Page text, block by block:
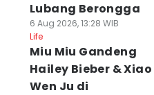
Lubang Berongga
6 Aug 2026, 13:28 WIB
Life
Miu Miu Gandeng
Hailey Bieber & Xiao
Wen Ju di